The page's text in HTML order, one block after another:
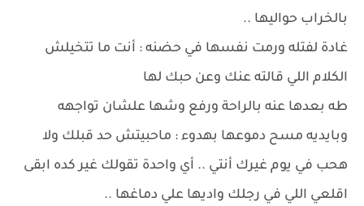
بالخراب حواليها ..
غادة لفتله ورمت نفسها في حضنه : أنت ما تتخيلش
الكلام اللي قالته عنك وعن حبك لها
طه بعدها عنه بالراحة ورفع وشها علشان تواجهه
وبايديه مسح دموعها بهدوء : ماحبيتش حد قبلك ولا
هحب في يوم غيرك أنتي .. أي واحدة تقولك غير كده ابقى
اقلعي اللي في رجلك واديها علي دماغها ..